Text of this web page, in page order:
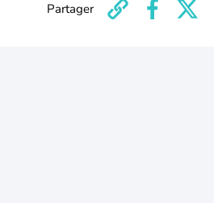
Partager